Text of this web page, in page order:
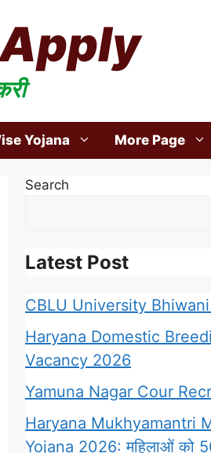
Yojana More Page
Search
Latest Post
CBLU University
Haryana Domestic
Vacancy 2026
Yamuna Nagar Cour
Haryana Mukhyamantri
Yojana 2026: महिलाओं को